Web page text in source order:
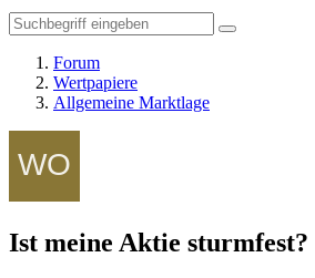
Forum
Wertpapiere
Allgemeine Marktlage
Ist meine Aktie sturmfest?